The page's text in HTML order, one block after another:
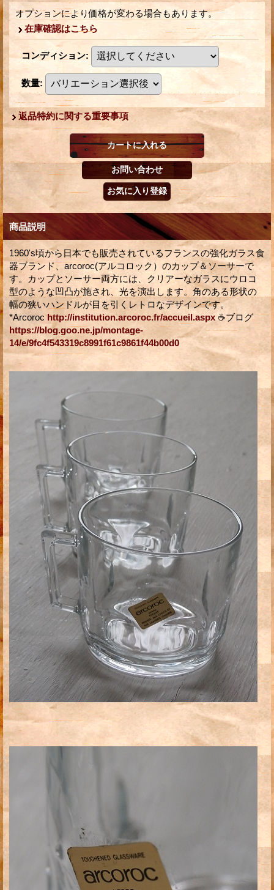
オプションにより価格が変わる場合もあります。
在庫確認はこちら
コンディション:
数量:
返品特約に関する重要事項
商品説明
1960's頃から日本でも販売されているフランスの強化ガラス食
器ブランド、arcoroc(アルコロック）のカップ＆ソーサーで
す。カップとソーサー両方には、クリアーなガラスにウロコ
型のような凹凸が施され、光を演出します。角のある形状の
幅の狭いハンドルが目を引くレトロなデザインです。
*Arcorochttp://institution.arcoroc.fr/accueil.aspx ☕ブログ
https://blog.goo.ne.jp/montage-
14/e/9fc4f543319c8991f61c9861f44b00d0